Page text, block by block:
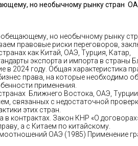
но необычному рынку стран
но необычному рынку
правовые риски переговоров,
как Китай, ОАЭ, Турция, Катар,
экспорта и импорта в страны
в 2024 году. Общая характеристика
права, на которые необходимо
применения.
Ближнего Востока, ОАЭ,
связанных с недостаточной
этих стран.
контрактах. Закон КНР «О
а с Китаем по китайскому.
ОАЭ (1985) Применение